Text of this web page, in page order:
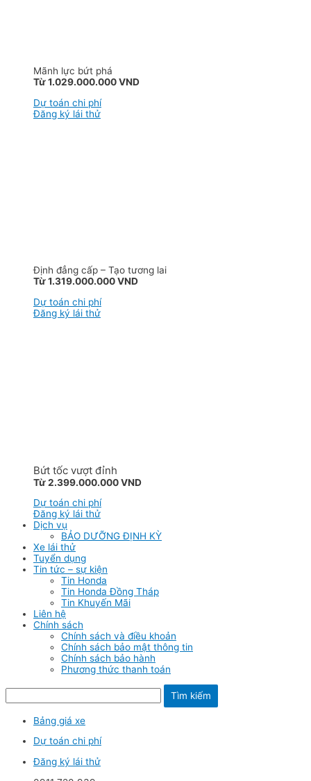
Mãnh lực bứt phá
Từ 1.029.000.000 VND
Dự toán chi phí
Đăng ký lái thử
Định đẳng cấp – Tạo tương lai
Từ 1.319.000.000 VND
Dự toán chi phí
Đăng ký lái thử
Bứt tốc vượt đỉnh
Từ 2.399.000.000 VND
Dự toán chi phí
Đăng ký lái thử
Dịch vụ
BẢO DƯỠNG ĐỊNH KỲ
Xe lái thử
Tuyển dụng
Tin tức – sự kiện
Tin Honda
Tin Honda Đồng Tháp
Tin Khuyến Mãi
Liên hệ
Chính sách
Chính sách và điều khoản
Chính sách bảo mật thông tin
Chính sách bảo hành
Phương thức thanh toán
Tìm kiếm
Bảng giá xe
Dự toán chi phí
Đăng ký lái thử